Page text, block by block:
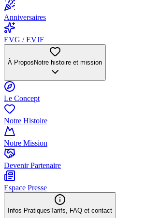
Anniversaires
EVG / EVJF
À Propos Notre histoire et mission
Le Concept
Notre Histoire
Notre Mission
Devenir Partenaire
Espace Presse
Infos PratiquesTarifs, FAQ et contact